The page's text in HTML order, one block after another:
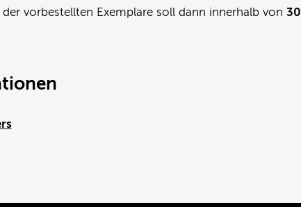
vorbestellten Exemplare soll dann innerhalb von30